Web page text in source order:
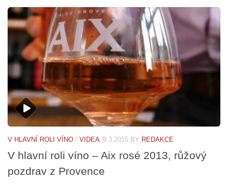
V HLAVNÍ ROLI VÍNO / VIDEA 9.3.2015 BY REDAKCE
V hlavní roli víno – Aix rosé 2013, růžový
pozdrav z Provence